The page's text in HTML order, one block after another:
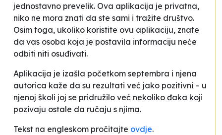
jednostavno prevelik. Ova aplikacija je privatna,
niko ne mora znati da ste sami i tražite društvo.
Osim toga, ukoliko koristite ovu aplikaciju, znate
da vas osoba koja je postavila informaciju neće
odbiti niti osuđivati.
Aplikacija je izašla početkom septembra i njena
autorica kaže da su rezultati već jako pozitivni – u
njenoj školi joj se pridružilo već nekoliko đaka koji
pozivaju ostale da ručaju s njima.
Tekst na engleskom pročitajte ovdje.